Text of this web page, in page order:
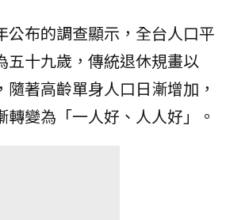
公布的調查顯示，全台人口平
五十九歲，傳統退休規畫以
隨著高齡單身人口日漸增加，
轉變為「一人好、人人好」。